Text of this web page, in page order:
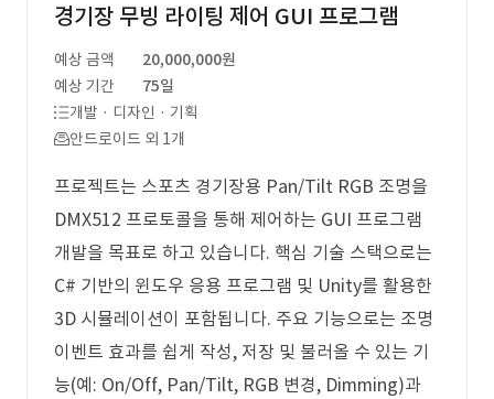
경기장 무빙 라이팅 제어 GUI 프로그램
예상 금액
20,000,000원
예상 기간
75일
개발 · 디자인 · 기획
안드로이드 외 1개
프로젝트는 스포츠 경기장용 Pan/Tilt RGB 조명을
DMX512 프로토콜을 통해 제어하는 GUI 프로그램
개발을 목표로 하고 있습니다. 핵심 기술 스택으로는
C# 기반의 윈도우 응용 프로그램 및 Unity를 활용한
3D 시뮬레이션이 포함됩니다. 주요 기능으로는 조명
이벤트 효과를 쉽게 작성, 저장 및 불러올 수 있는 기
능(예: On/Off, Pan/Tilt, RGB 변경, Dimming)과